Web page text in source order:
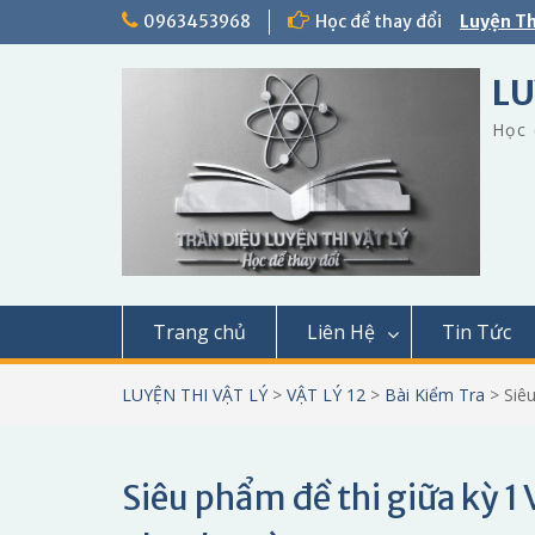
0963453968 Học để thay đổi Luyện
Học
Trang chủ Liên Hệ Tin Tức
LUYỆN THI VẬT LÝ > VẬT LÝ 12 > Bài Kiểm Tra >
Siêu phẩm đề thi giữa kỳ